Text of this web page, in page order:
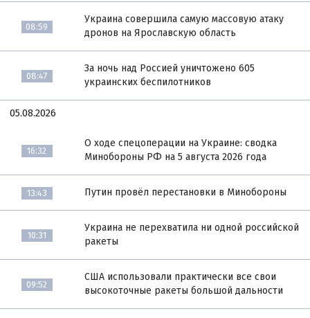
08:59
Украина совершила самую массовую атаку
дронов на Ярославскую область
08:47
За ночь над Россией уничтожено 605
украинских беспилотников
05.08.2026
16:32
О ходе спецоперации на Украине: сводка
Минобороны РФ на 5 августа 2026 года
13:43 Путин провёл перестановки в Минобороны
10:31
Украина не перехватила ни одной российской
ракеты
09:52
США использовали практически все свои
высокоточные ракеты большой дальности